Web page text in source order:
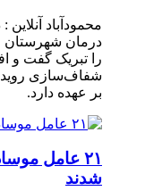
محمودآباد
درمان شهرستان
را تبریک گفت و
شفاف‌سازی
بر عهده دارد.
شدند